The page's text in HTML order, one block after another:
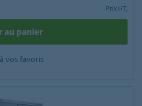
Prix HT,
au panier
vos favoris